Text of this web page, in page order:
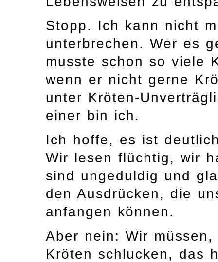
Stopp. Ich kann nicht
unterbrechen. Wer es
musste schon so viele
wenn er nicht gerne
unter Kröten-
einer bin ich.
Ich hoffe, es ist
Wir lesen flüchtig, wir
sind ungeduldig und
den Ausdrücken, die
anfangen können.
Aber nein: Wir
Kröten schlucken, das